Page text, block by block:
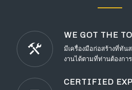
WE GOT THE
มีเครื่องมือก่อสร้างที่ทัน
งานได้ตามที่ท่านต้องกา
CERTIFIED